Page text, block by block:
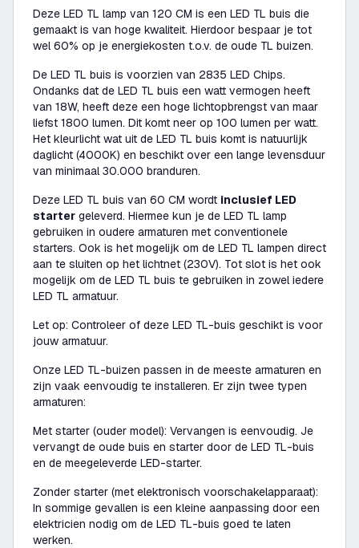
Deze LED TL lamp van 120 CM is een LED TL buis die
gemaakt is van hoge kwaliteit. Hierdoor bespaar je tot
wel 60% op je energiekosten t.o.v. de oude TL buizen.
De LED TL buis is voorzien van 2835 LED Chips.
Ondanks dat de LED TL buis een watt vermogen heeft
van 18W, heeft deze een hoge lichtopbrengst van maar
liefst 1800 lumen. Dit komt neer op 100 lumen per watt.
Het kleurlicht wat uit de LED TL buis komt is natuurlijk
daglicht (4000K) en beschikt over een lange levensduur
van minimaal 30.000 branduren.
Deze LED TL buis van 60 CM wordt inclusief LED
starter geleverd. Hiermee kun je de LED TL lamp
gebruiken in oudere armaturen met conventionele
starters. Ook is het mogelijk om de LED TL lampen direct
aan te sluiten op het lichtnet (230V). Tot slot is het ook
mogelijk om de LED TL buis te gebruiken in zowel iedere
LED TL armatuur.
Let op: Controleer of deze LED TL-buis geschikt is voor
jouw armatuur.
Onze LED TL-buizen passen in de meeste armaturen en
zijn vaak eenvoudig te installeren. Er zijn twee typen
armaturen:
Met starter (ouder model): Vervangen is eenvoudig. Je
vervangt de oude buis en starter door de LED TL-buis
en de meegeleverde LED-starter.
Zonder starter (met elektronisch voorschakelapparaat):
In sommige gevallen is een kleine aanpassing door een
elektricien nodig om de LED TL-buis goed te laten
werken.